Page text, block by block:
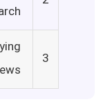
3